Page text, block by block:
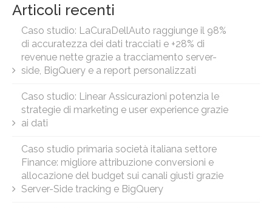
Articoli recenti
Caso studio: LaCuraDellAuto raggiunge il 98%
di accuratezza dei dati tracciati e +28% di
revenue nette grazie a tracciamento server-
side, BigQuery e a report personalizzati
Caso studio: Linear Assicurazioni potenzia le
strategie di marketing e user experience grazie
ai dati
Caso studio primaria società italiana settore
Finance: migliore attribuzione conversioni e
allocazione del budget sui canali giusti grazie
Server-Side tracking e BigQuery